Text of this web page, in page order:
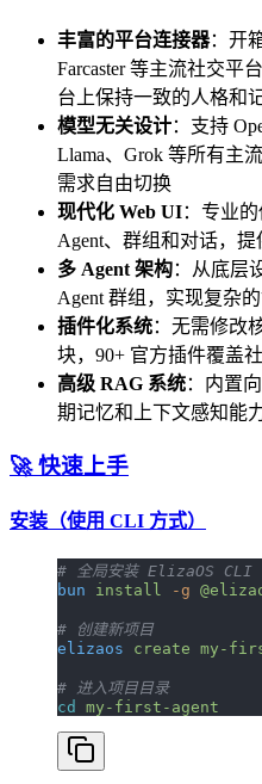
丰富的平台连接器：开
Farcaster 等主流社交平
台上保持一致的人格和
模型无关设计：支持
Llama、Grok 等所有主
需求自由切换
现代化 Web UI：专业
Agent、群组和对话，
多 Agent 架构：从底层
Agent 群组，实现复杂
插件化系统：无需修改
块，90+ 官方插件覆盖
高级 RAG 系统：内置
期记忆和上下文感知能
🚀 快速上手
安装（使用 CLI 方式）
# 全局安装 ElizaOS CLI
bun install -g
# 创建新项目
elizaos create my-
# 进入项目目录
cd
my-first-agent